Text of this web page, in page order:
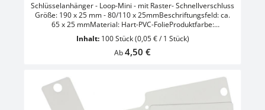
Schlüsselanhänger - Loop-Mini - mit Raster- Schnellverschluss
Größe: 190 x 25 mm - 80/110 x 25mmBeschriftungsfeld: ca.
65 x 25 mmMaterial: Hart-PVC-FolieProduktfarbe:
WeissVerpackungseinheit: im PE-Beutel 1 VE = 100 Stück
Inhalt: 100 Stück(0,05 € / 1 Stück)
Regulärer Preis:
Ab4,50 €